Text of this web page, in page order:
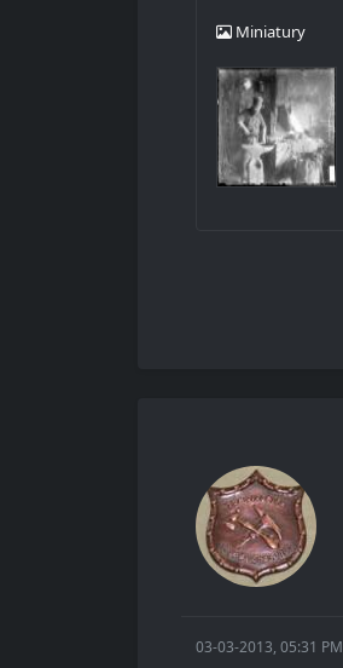
Miniatury
03-03-2013, 05:31 PM